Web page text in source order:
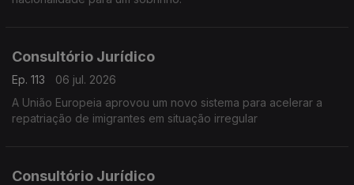
Consultório Jurídico
Ep. 113
06 jul. 2026
A União Europeia aprovou um novo sistema para acelerar a
repatriação de imigrantes em situação irregular
Consultório Jurídico